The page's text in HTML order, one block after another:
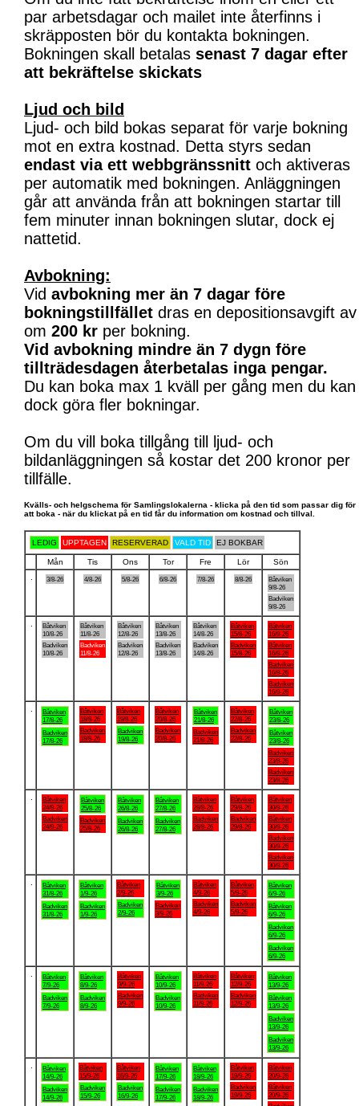
par arbetsdagar och mailet inte återfinns i
skräpposten bör du kontakta bokningen.
Bokningen skall betalas senast 7 dagar efter
att bekräftelse skickats
Ljud och bild
Ljud- och bild bokas separat för varje bokning
mot en extra kostnad. Detta styrs sedan
endast via ett webbgränssnitt och aktiveras
per automatik med bokningen. Anläggningen
går att använda från att bokningen startar till
fem minuter innan bokningen slutar, dock ej
nattetid.
Avbokning:
Vid avbokning mer än 7 dagar före
bokningstillfället dras en depositionsavgift av
om 200 kr per bokning.
Vid avbokning mindre än 7 dygn före
tillträdesdagen återbetalas inga pengar.
Du kan boka max 1 kväll per gång men du kan
dock göra fler bokningar.
Om du vill boka tillgång till ljud- och
bildanläggningen så kostar det 200 kronor per
tillfälle.
Kvälls- och helgschema för Samlingslokalerna - klicka på den tid som passar dig för
att boka - när du klickat på en tid får du information om kostnad och tillval.
LEDIG UPPTAGEN RESERVERAD VALD TID EJ BOKBAR
Mån Tis Ons Tor Fre Lör
Sön
3/8-26 4/8-26 5/8-26 6/8-26 7/8-26 8/8-26
Båtviken
9/8-26
Badviken
9/8-26
Båtviken
10/8-26
Badviken
10/8-26
Båtviken
11/8-26
Badviken
11/8-26
Båtviken
12/8-26
Badviken
12/8-26
Båtviken
13/8-26
Badviken
13/8-26
Båtviken
14/8-26
Badviken
14/8-26
Båtviken
15/8-26
Badviken
15/8-26
Båtviken
16/8-26
Båtviken
16/8-26
Badviken
16/8-26
Badviken
16/8-26
Båtviken
17/8-26
Badviken
17/8-26
Båtviken
18/8-26
Badviken
18/8-26
Båtviken
19/8-26
Badviken
19/8-26
Båtviken
20/8-26
Badviken
20/8-26
Båtviken
21/8-26
Badviken
21/8-26
Båtviken
22/8-26
Badviken
22/8-26
Båtviken
23/8-26
Båtviken
23/8-26
Badviken
23/8-26
Badviken
23/8-26
Båtviken
24/8-26
Badviken
24/8-26
Båtviken
25/8-26
Badviken
25/8-26
Båtviken
26/8-26
Badviken
26/8-26
Båtviken
27/8-26
Badviken
27/8-26
Båtviken
28/8-26
Badviken
28/8-26
Båtviken
29/8-26
Badviken
29/8-26
Båtviken
30/8-26
Båtviken
30/8-26
Badviken
30/8-26
Badviken
30/8-26
Båtviken
31/8-26
Badviken
31/8-26
Båtviken
1/9-26
Badviken
1/9-26
Båtviken
2/9-26
Badviken
2/9-26
Båtviken
3/9-26
Badviken
3/9-26
Båtviken
4/9-26
Badviken
4/9-26
Båtviken
5/9-26
Badviken
5/9-26
Båtviken
6/9-26
Båtviken
6/9-26
Badviken
6/9-26
Badviken
6/9-26
Båtviken
7/9-26
Badviken
7/9-26
Båtviken
8/9-26
Badviken
8/9-26
Båtviken
9/9-26
Badviken
9/9-26
Båtviken
10/9-26
Badviken
10/9-26
Båtviken
11/9-26
Badviken
11/9-26
Båtviken
12/9-26
Badviken
12/9-26
Båtviken
13/9-26
Båtviken
13/9-26
Badviken
13/9-26
Badviken
13/9-26
Båtviken
14/9-26
Badviken
14/9-26
Båtviken
15/9-26
Badviken
15/9-26
Båtviken
16/9-26
Badviken
16/9-26
Båtviken
17/9-26
Badviken
17/9-26
Båtviken
18/9-26
Badviken
18/9-26
Båtviken
19/9-26
Badviken
19/9-26
Båtviken
20/9-26
Båtviken
20/9-26